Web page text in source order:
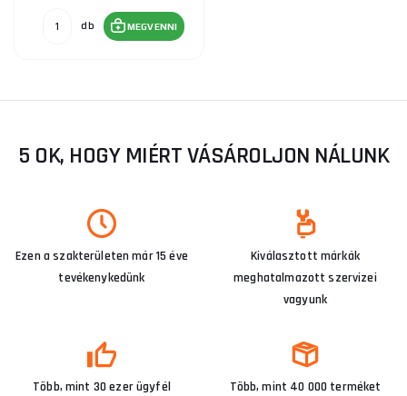
db MEGVENNI
5 OK, HOGY MIÉRT VÁSÁROLJON NÁLUNK
Ezen a szakterületen már 15 éve
tevékenykedünk
Kiválasztott márkák
meghatalmazott szervizei
vagyunk
Több, mint 30 ezer ügyfél
Több, mint 40 000 terméket